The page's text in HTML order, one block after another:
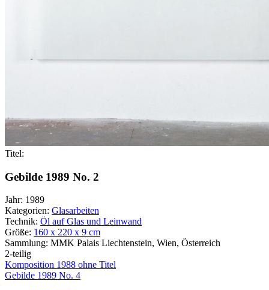
Titel:
Gebilde 1989 No. 2
Jahr: 1989
Kategorien: Glasarbeiten
Technik: Öl auf Glas und Leinwand
Größe: 160 x 220 x 9 cm
Sammlung: MMK Palais Liechtenstein, Wien, Österreich
2-teilig
Beitragsnavigation
Komposition 1988 ohne Titel
Gebilde 1989 No. 4